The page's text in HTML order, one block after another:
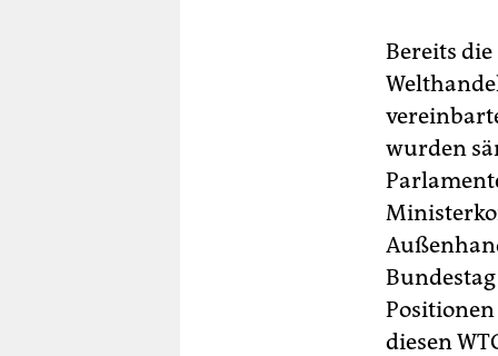
Bereits
wurden
diesen